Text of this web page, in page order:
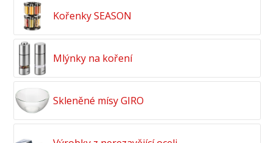
Kořenky SEASON
Mlýnky na koření
Skleněné mísy GIRO